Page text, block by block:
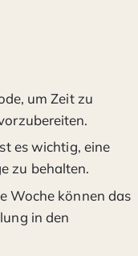
um Zeit zu
es wichtig, eine
zu behalten.
Woche können das
in den